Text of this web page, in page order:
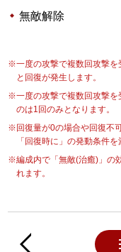
無敵解除
※一度の攻撃で複数回攻撃を
と回復が発生します。
※一度の攻撃で複数回攻撃を
のは1回のみとなります。
※回復量が0の場合や回復不
「回復時に」の発動条件を
※編成内で「無敵(治癒)」の
れます。